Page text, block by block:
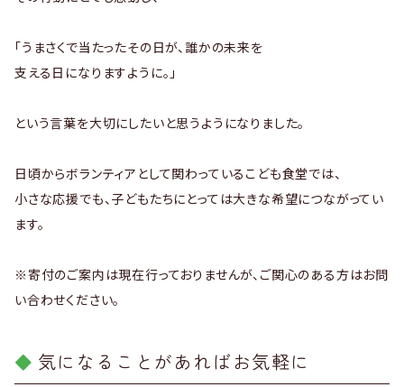
「うまさくで当たったその日が、誰かの未来を
支える日になりますように。」
という言葉を大切にしたいと思うようになりました。
日頃からボランティアとして関わっているこども食堂では、
小さな応援でも、子どもたちにとっては大きな希望につながってい
ます。
※寄付のご案内は現在行っておりませんが、ご関心のある方はお問
い合わせください。
気になることがあればお気軽に